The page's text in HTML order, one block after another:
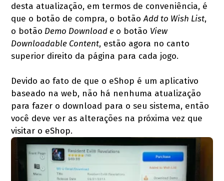
desta atualização, em termos de conveniência, é
que o botão de compra, o botãoAdd to Wish List,
o botão Demo Download e o botão View
Downloadable Content, estão agora no canto
superior direito da página para cada jogo.
Devido ao fato de que o eShop é um aplicativo
baseado na web, não há nenhuma atualização
para fazer o download para o seu sistema, então
você deve ver as alterações na próxima vez que
visitar o eShop.